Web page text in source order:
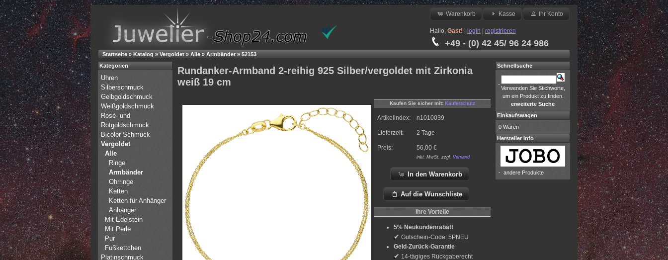
Warenkorb Kasse Ihr Konto
Hallo, Gast! login registrieren
+49 - (0) 42 45/ 96 24 986
Startseite » Katalog » Vergoldet » Alle » Armbänder» 52153
Rundanker-Armband 2-reihig 925 Silber/vergoldet mit Zirkonia
weiß 19 cm
Kaufen Sie sicher mit: Käuferschutz
Artikelindex: n1010039
Lieferzeit: 2 Tage
Preis: 56,00 €
inkl. MwSt. zzgl. Versand
In den Warenkorb
Auf die Wunschliste
Ihre Vorteile
5% Neukundenrabatt
✔ Gutschein-Code: 5PNEU
Geld-Zurück-Garantie
✔ 14-tägiges Rückgaberecht
Kategorien
Uhren
Silberschmuck
Gelbgoldschmuck
Weißgoldschmuck
Rosé- und
Rotgoldschmuck
Bicolor Schmuck
Vergoldet
Alle
Ringe
Armbänder
Ohrringe
Ketten
Ketten für Anhänger
Anhänger
Mit Edelstein
Mit Perle
Pur
Fußkettchen
Platinschmuck
Schnellsuche
Verwenden Sie Stichworte,
um ein Produkt zu finden.
erweiterte Suche
Einkaufswagen
0 Waren
Hersteller Info
- andere Produkte